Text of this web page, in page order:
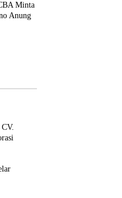
Minta
Anung